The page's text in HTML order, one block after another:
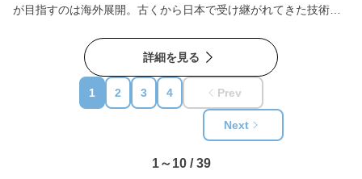
が目指すのは海外展開。古くから日本で受け継がれてきた技術、
え、着目したのが「発酵」。原料探しからスタートし4年の歳月を
かけて2023年10月にリリースしたのが「FAS(ファス)」。発酵
Fermentationと科学Scienceと名付けられた発酵エイジングケアブ
ランドです。シロクの想いと情熱がつないだ各領域のプロフェッ
ショナルとの出会いで作り上げられた「FAS」。リリースから1
様。作り手の想いは確実に世界へ届きはじめています。
詳細を見る
Prev
1 2 3 4
Next
1～10 / 39